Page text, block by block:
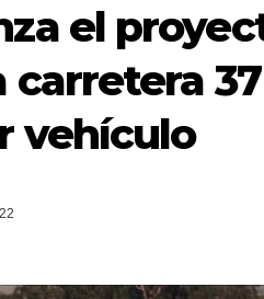
el
carretera
vehículo